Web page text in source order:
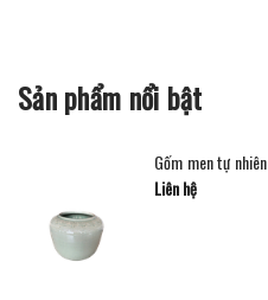
Sản phẩm nổi bật
Gốm men tự nhiên
Liên hệ